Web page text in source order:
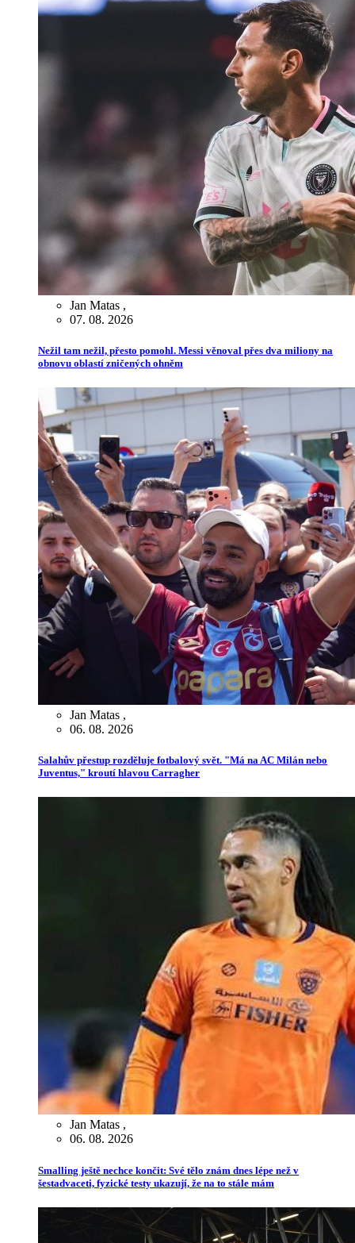
Jan Matas ,
07. 08. 2026
Nežil tam nežil, přesto pomohl. Messi věnoval přes dva miliony na
obnovu oblastí zničených ohněm
Jan Matas ,
06. 08. 2026
Salahův přestup rozděluje fotbalový svět. "Má na AC Milán nebo
Juventus," kroutí hlavou Carragher
Jan Matas ,
06. 08. 2026
Smalling ještě nechce končit: Své tělo znám dnes lépe než v
šestadvaceti, fyzické testy ukazují, že na to stále mám